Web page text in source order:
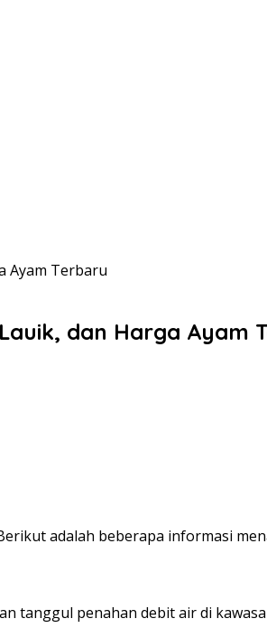
Ayam Terbaru
dan Harga Ayam
adalah beberapa informasi
tanggul penahan debit air di